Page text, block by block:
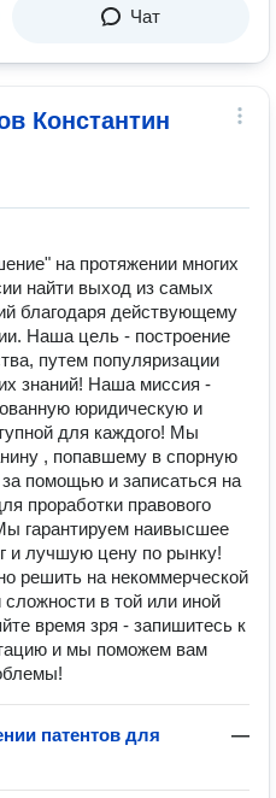
Чат
Константин
на протяжении многих
найти выход из самых
благодаря действующему
Наша цель - построение
путем популяризации
знаний! Наша миссия -
юридическую и
для каждого! Мы
, попавшему в спорную
помощью и записаться на
проработки правового
гарантируем наивысшее
и лучшую цену по рынку!
решить на некоммерческой
в той или иной
время зря - запишитесь к
и мы поможем вам
патентов для
—